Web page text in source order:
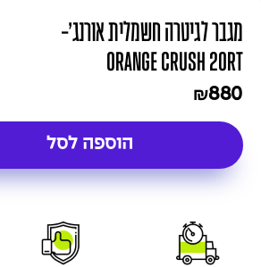
מגבר לגיטרה חשמלית אורנג'-
ORANGE CRUSH 20RT
₪880
הוספה לסל